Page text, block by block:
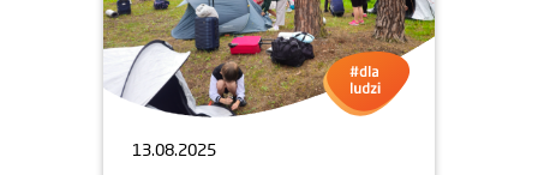
13.08.2025